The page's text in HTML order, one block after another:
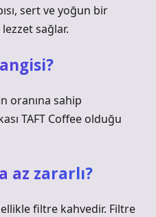
sert ve yoğun bir
sağlar.
oranına sahip
TAFT Coffee olduğu
az zararlı?
filtre kahvedir. Filtre